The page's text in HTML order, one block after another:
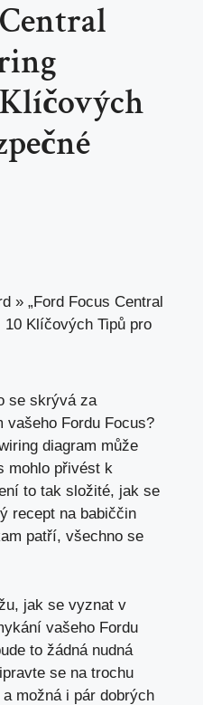
» „Ford Focus Central
10 Klíčových Tipů pro
se skrývá za
vašeho Fordu Focus?
diagram může
mohlo přivést k
to tak složité, jak se
recept na babiččin
patří, všechno se
, jak se vyznat v
vašeho Fordu
to žádná nudná
se na trochu
možná i pár dobrých